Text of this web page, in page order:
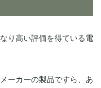
り高い評価を得ている電
ーカーの製品ですら、あ